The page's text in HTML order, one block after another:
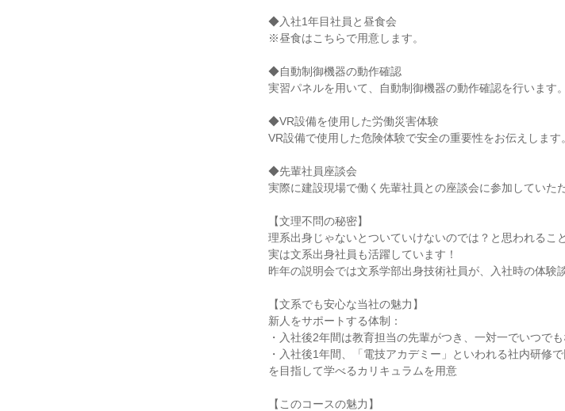
◆入社1年目社員と昼食会
※昼食はこちらで用意します。
◆自動制御機器の動作確認
実習パネルを用いて、自動制御機器の動作確認を行います。
◆VR設備を使用した労働災害体験
VR設備で使用した危険体験で安全の重要性をお伝えします。
◆先輩社員座談会
実際に建設現場で働く先輩社員との座談会に参加していた
【文理不問の秘密】
理系出身じゃないとついていけないのでは？と思われるこ
実は文系出身社員も活躍しています！
昨年の説明会では文系学部出身技術社員が、入社時の体験
【文系でも安心な当社の魅力】
新人をサポートする体制：
・入社後2年間は教育担当の先輩がつき、一対一でいつで
・入社後1年間、「電技アカデミー」といわれる社内研修
を目指して学べるカリキュラムを用意
【このコースの魅力】